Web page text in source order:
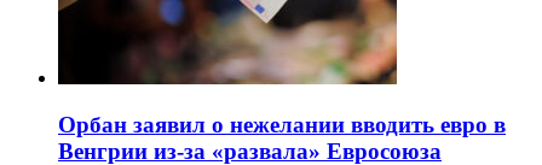
Орбан заявил о нежелании вводить евро в
Венгрии из-за «развала» Евросоюза